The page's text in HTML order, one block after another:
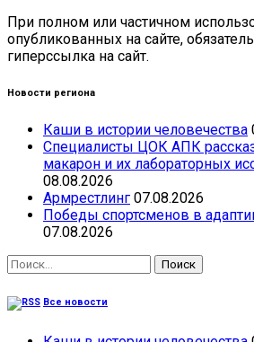
При полном или частичном
опубликованных на сайте,
гиперссылка на сайт.
Новости региона
Каши в истории человечества
Специалисты ЦОК АПК
макарон и их лабораторных
08.08.2026
Армрестлинг 07.08.2026
Победы спортсменов в
07.08.2026
Найти:
Все новости